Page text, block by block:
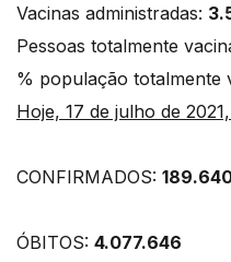
Vacinas administradas:
Pessoas totalmente
% população totalmente
Hoje, 17 de julho de
CONFIRMADOS:
ÓBITOS: 4.077.646